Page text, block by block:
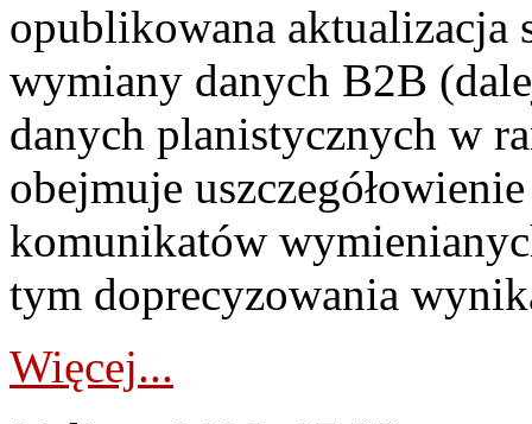
opublikowana aktualizacja
wymiany danych B2B
danych planistycznych w
obejmuje
komunikatów
tym doprecyzowania
Więcej...